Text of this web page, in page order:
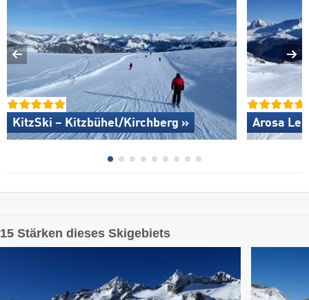
KitzSki – Kitzbühel/​Kirchberg » Arosa
15 Stärken dieses Skigebiets